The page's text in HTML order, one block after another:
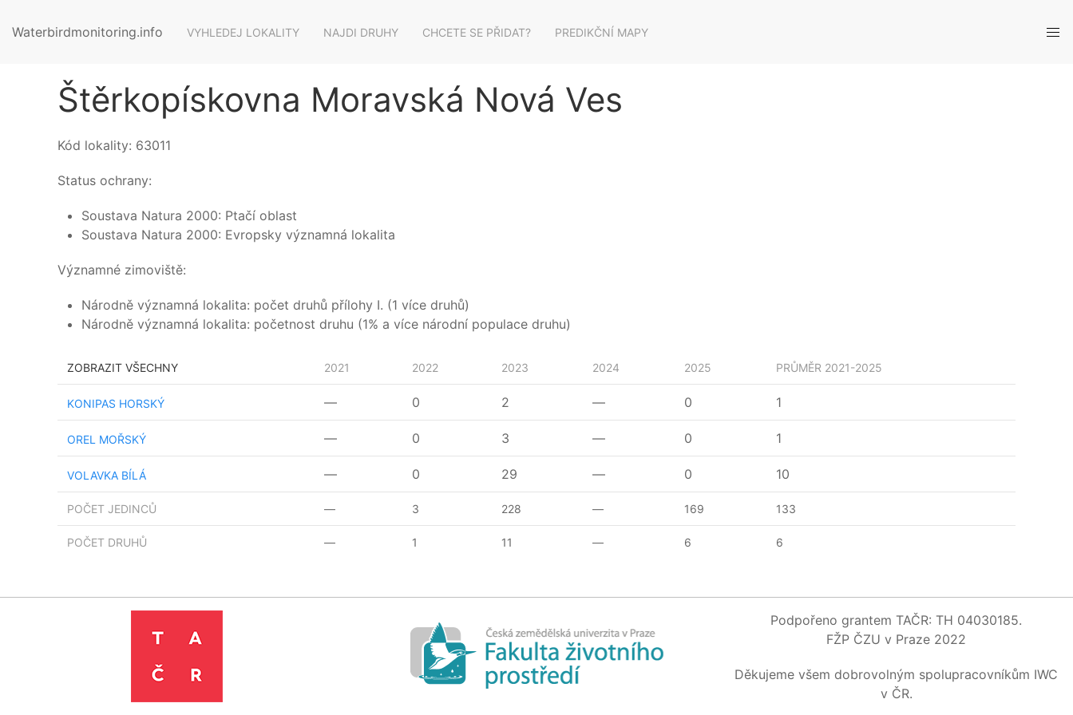
Waterbirdmonitoring.info VYHLEDEJ LOKALITY NAJDI DRUHY CHCETE SE PŘIDAT? PREDIKČNÍ MAPY
Štěrkopískovna Moravská Nová Ves
Kód lokality: 63011
Status ochrany:
Soustava Natura 2000: Ptačí oblast
Soustava Natura 2000: Evropsky významná lokalita
Významné zimoviště:
Národně významná lokalita: počet druhů přílohy I. (1 více druhů)
Národně významná lokalita: početnost druhu (1% a více národní populace druhu)
ZOBRAZIT VŠECHNY 2021 2022 2023 2024 2025 PRŮMĚR 2021-2025
POČET JEDINCŮ — 3 228 — 169 133
POČET DRUHŮ — 1 11 — 6 6
KONIPAS HORSKÝ — 0 2 — 0 1
OREL MOŘSKÝ — 0 3 — 0 1
VOLAVKA BÍLÁ — 0 29 — 0 10
Podpořeno grantem TAČR: TH 04030185.
FŽP ČZU v Praze 2022
Děkujeme všem dobrovolným spolupracovníkům IWC
v ČR.